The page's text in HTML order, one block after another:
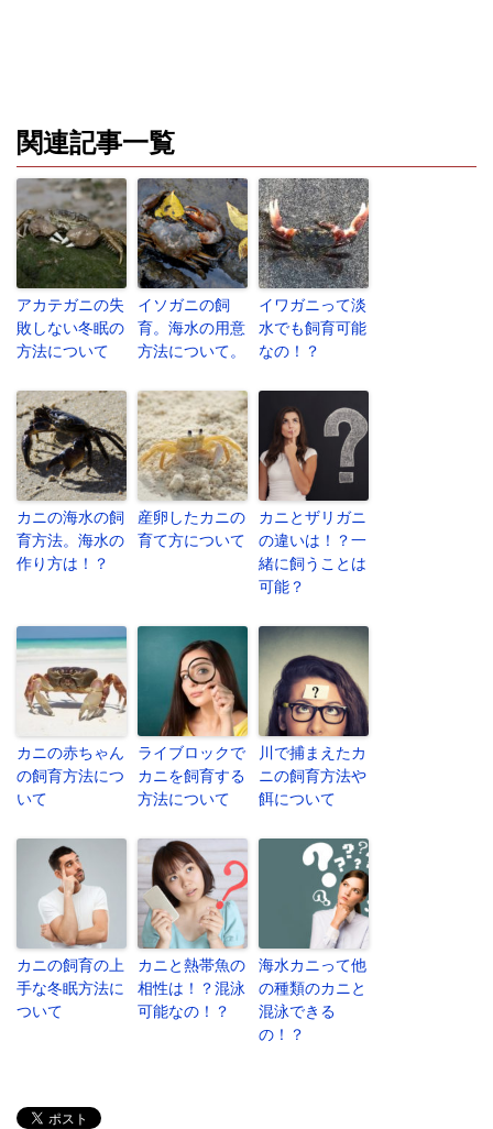
関連記事一覧
アカテガニの失
敗しない冬眠の
方法について
イソガニの飼
育。海水の用意
方法について。
イワガニって淡
水でも飼育可能
なの！？
カニの海水の飼
育方法。海水の
作り方は！？
産卵したカニの
育て方について
カニとザリガニ
の違いは！？一
緒に飼うことは
可能？
カニの赤ちゃん
の飼育方法につ
いて
ライブロックで
カニを飼育する
方法について
川で捕まえたカ
ニの飼育方法や
餌について
カニの飼育の上
手な冬眠方法に
ついて
カニと熱帯魚の
相性は！？混泳
可能なの！？
海水カニって他
の種類のカニと
混泳できる
の！？